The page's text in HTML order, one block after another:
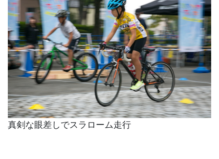
真剣な眼差しでスラローム走行